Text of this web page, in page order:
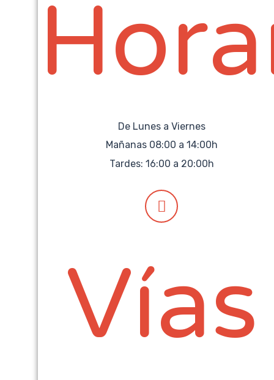
De Lunes a Viernes
Mañanas 08:00 a 14:00h
Tardes: 16:00 a 20:00h
Vías